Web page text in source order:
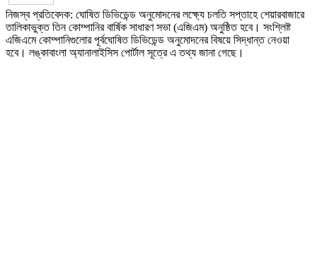
নিজস্ব প্রতিবেদক: ঘোষিত ডিভিডেন্ড অনুমোদনের লক্ষ্যে চলতি সপ্তাহে শেয়ারবাজারে
তালিকাভুক্ত তিন কোম্পানির বার্ষিক সাধারণ সভা (এজিএম) অনুষ্ঠিত হবে। সংশ্লিষ্ট
এজিএমে কোম্পানিগুলোর পূর্বঘোষিত ডিভিডেন্ড অনুমোদনের বিষয়ে সিদ্ধান্ত নেওয়া
হবে। লঙ্কাবাংলা অ্যানালাইসিস পোর্টাল সূত্রে এ তথ্য জানা গেছে।